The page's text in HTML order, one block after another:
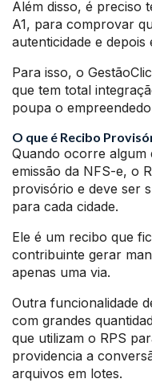
Além disso, é preciso
A1, para comprovar
autenticidade e depois
Para isso, o
que tem total
poupa o
O que é Recibo
Quando ocorre algum
emissão da NFS-e, o
provisório e deve ser
para cada cidade.
Ele é um recibo que
contribuinte gerar
apenas uma via.
Outra funcionalidade
com grandes
que utilizam o RPS
providencia a
arquivos em lotes.